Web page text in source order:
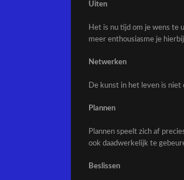
Uiten
Het is nu tijd om je wens te
meer enthousiasme je
Netwerken
De kunst in het leven is
Plannen
Plannen speelt zich af
ook daadwerkelijk te
Beslissen